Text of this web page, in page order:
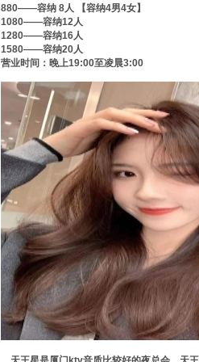
880——容纳 8人 【容纳4男4女】
1080——容纳12人
1280——容纳16人
1580——容纳20人
营业时间：晚上19:00至凌晨3:00